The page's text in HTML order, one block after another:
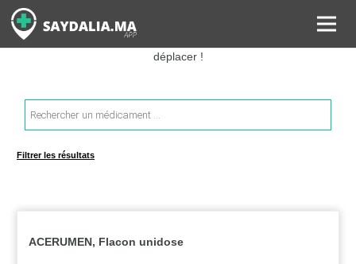
Rechercher les informations sur vos médicaments, leurs prix et
estimer ainsi le coût total de votre ordonnance, sans vous
déplacer !
Recherche
de
produits
Filtrer les résultats
ACERUMEN, Flacon unidose